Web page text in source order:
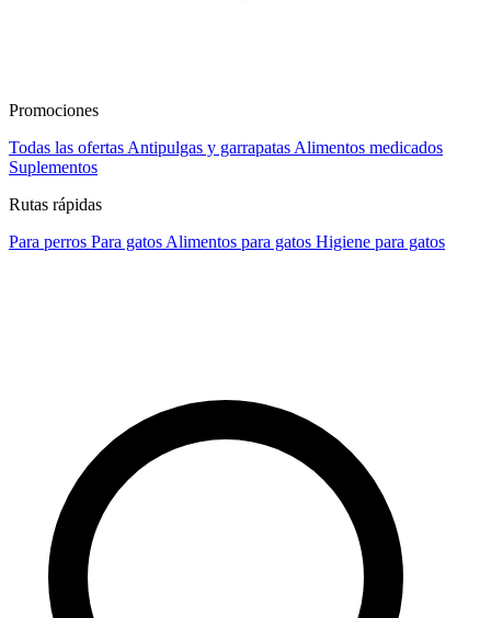
Promociones
Todas las ofertas Antipulgas y garrapatas Alimentos medicados
Suplementos
Rutas rápidas
Para perros Para gatos Alimentos para gatos Higiene para gatos